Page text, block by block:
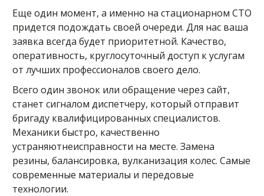
Еще один момент, а именно на стационарном СТО
придется подождать своей очереди. Для нас ваша
заявка всегда будет приоритетной. Качество,
оперативность, круглосуточный доступ к услугам
от лучших профессионалов своего дело.
Всего один звонок или обращение через сайт,
станет сигналом диспетчеру, который отправит
бригаду квалифицированных специалистов.
Механики быстро, качественно
устраняютнеисправности на месте. Замена
резины, балансировка, вулканизация колес. Самые
современные материалы и передовые
технологии.